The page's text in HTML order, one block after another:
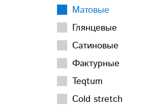
Матовые
Глянцевые
Сатиновые
Фактурные
Teqtum
Cold stretch